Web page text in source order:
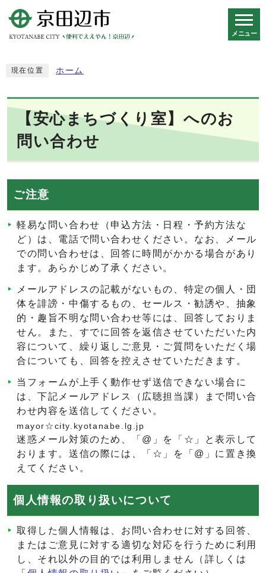
メニュー
現在位置 ホーム
【安心まちづくり室】へのお
問い合わせ
ご注意
軽易な問い合わせ（申込方法・日程・予約方法な
ど）は、電話で問い合わせください。なお、メール
での問い合わせは、回答に時間がかかる場合があり
ます。あらかじめ了承ください。
メールアドレスの記載がないもの、特定の個人・団
体を誹謗・中傷するもの、セールス・勧誘や、抽象
的・趣旨不明な問い合わせ等には、回答しておりま
せん。また、すでに回答を返信させていただいた内
容について、繰り返しご意見・ご質問をいただく場
合についても、回答を控えさせていただきます。
当フォームが上手く動作せず送信できない場合に
は、下記メールアドレス（広聴担当課）まで問い合
わせ内容を送信してください。
mayor☆city.kyotanabe.lg.jp
迷惑メール対策のため、「@」を「☆」と表示して
おります。送信の際には、「☆」を「@」に置き換
えてください。
個人情報の取り扱いについて
取得した個人情報は、お問い合わせに対する回答、
またはご意見に対する適切な対応を行うために利用
し、それ以外の目的では利用しません（詳しくは